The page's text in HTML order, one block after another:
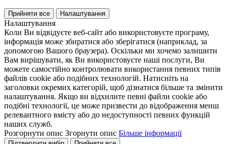
Прийняти все Налаштування
Налаштування
Коли Ви відвідуєте веб-сайт або використовуєте програму,
інформація може збиратися або зберігатися (наприклад, за
допомогою Вашого браузера). Оскільки ми хочемо залишити
Вам вирішувати, як Ви використовуєте наші послуги, Ви
можете самостійно контролювати використання певних типів
файлів cookie або подібних технологій. Натисніть на
заголовки окремих категорій, щоб дізнатися більше та змінити
налаштування. Якщо ви відхилите певні файли cookie або
подібні технології, це може призвести до відображення менш
релевантного вмісту або до недоступності певних функцій
наших служб.
Розгорнути опис Згорнути опис Більше інформації